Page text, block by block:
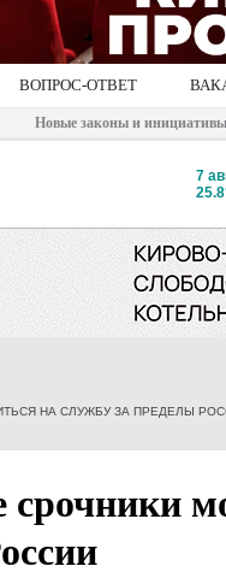
ВОПРОС-ОТВЕТ
Новые законы и инициативы
7
НА СЛУЖБУ ЗА ПРЕДЕЛЫ
срочники